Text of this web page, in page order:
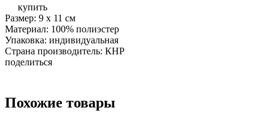
купить
Размер: 9 х 11 см
Материал: 100% полиэстер
Упаковка: индивидуальная
Страна производитель: КНР
поделиться
Похожие товары